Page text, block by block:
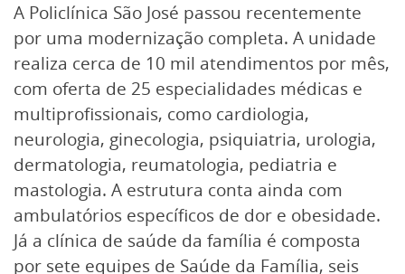
A Policlínica São José passou recentemente
por uma modernização completa. A unidade
realiza cerca de 10 mil atendimentos por mês,
com oferta de 25 especialidades médicas e
multiprofissionais, como cardiologia,
neurologia, ginecologia, psiquiatria, urologia,
dermatologia, reumatologia, pediatria e
mastologia. A estrutura conta ainda com
ambulatórios específicos de dor e obesidade.
Já a clínica de saúde da família é composta
por sete equipes de Saúde da Família, seis